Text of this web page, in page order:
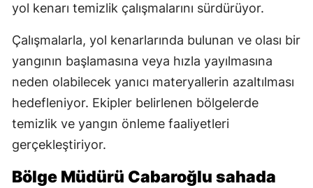
yol kenarı temizlik çalışmalarını sürdürüyor.
Çalışmalarla, yol kenarlarında bulunan ve olası bir
yangının başlamasına veya hızla yayılmasına
neden olabilecek yanıcı materyallerin azaltılması
hedefleniyor. Ekipler belirlenen bölgelerde
temizlik ve yangın önleme faaliyetleri
gerçekleştiriyor.
Bölge Müdürü Cabaroğlu sahada